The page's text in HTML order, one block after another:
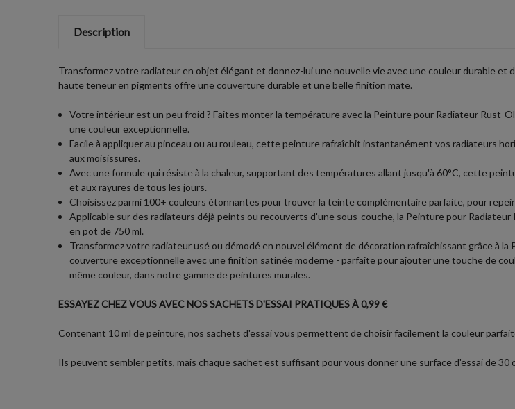
Description
Transformez votre radiateur en objet élégant et donnez-lui une nouvelle vie avec une couleur durable
haute teneur en pigments offre une couverture durable et une belle finition mate.
Votre intérieur est un peu froid ? Faites monter la température avec la Peinture pour Radiateur
une couleur exceptionnelle.
Facile à appliquer au pinceau ou au rouleau, cette peinture rafraîchit instantanément vos radiateurs
aux moisissures.
Avec une formule qui résiste à la chaleur, supportant des températures allant jusqu'à 60°C, cette
et aux rayures de tous les jours.
Choisissez parmi 100+ couleurs étonnantes pour trouver la teinte complémentaire parfaite, pour
Applicable sur des radiateurs déjà peints ou recouverts d'une sous-couche, la Peinture pour
en pot de 750 ml.
Transformez votre radiateur usé ou démodé en nouvel élément de décoration rafraîchissant grâce à
couverture exceptionnelle avec une finition satinée moderne - parfaite pour ajouter une touche de
même couleur, dans notre gamme de peintures murales.
ESSAYEZ CHEZ VOUS AVEC NOS SACHETS D'ESSAI PRATIQUES À 0,99 €
Contenant 10 ml de peinture, nos sachets d'essai vous permettent de choisir facilement la couleur
Ils peuvent sembler petits, mais chaque sachet est suffisant pour vous donner une surface d'essai de 30